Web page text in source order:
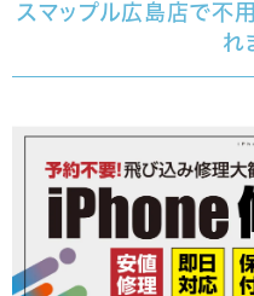
スマップル広島店で不
れ